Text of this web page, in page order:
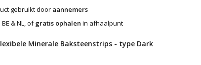
gebruikt door aannemers
& NL, ofgratis ophalen in afhaalpunt
Minerale Baksteenstrips - type Dark